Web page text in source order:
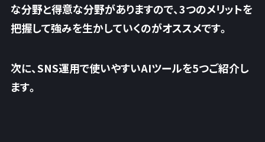
な分野と得意な分野がありますので、3つのメリットを
把握して強みを生かしていくのがオススメです。
次に、SNS運用で使いやすいAIツールを5つご紹介し
ます。